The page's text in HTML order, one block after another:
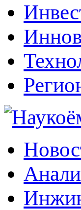
Наукоёмкие